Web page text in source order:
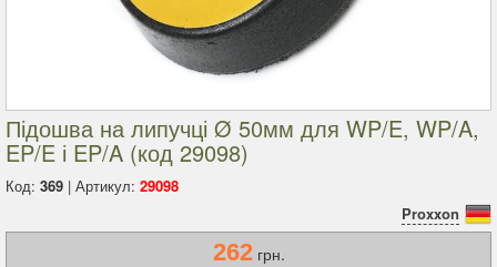
Підошва на липучці Ø 50мм для WP/E, WP/A,
EP/E і EP/A (код 29098)
Код: 369 | Артикул: 29098
Proxxon
262грн.